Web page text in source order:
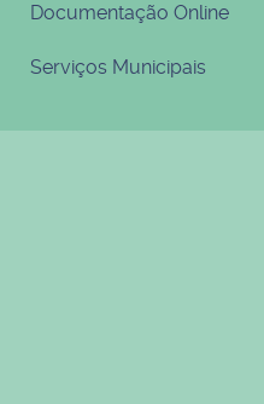
Documentação Online
Serviços Municipais